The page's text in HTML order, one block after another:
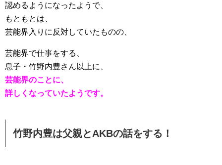
認めるようになったようで、
もともとは、
芸能界入りに反対していたものの、
芸能界で仕事をする、
息子・竹野内豊さん以上に、
芸能界のことに、
詳しくなっていたようです。
竹野内豊は父親とAKBの話をする！